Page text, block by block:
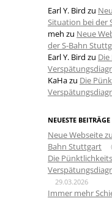
Earl Y. Bird zu
Situation bei der
meh zu Neue
der S-Bahn
Earl Y. Bird zu
KaHazu Die
NEUESTE BEITRÄGE
Neue Webseite
Bahn Stuttgart
Die
29.03.2026
Immer mehr